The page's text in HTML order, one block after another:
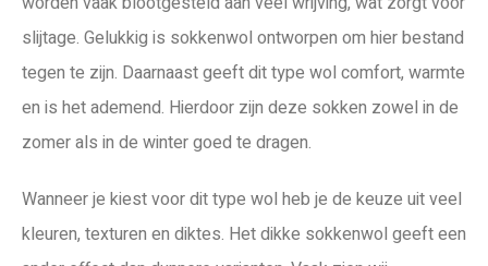
slijtage. Gelukkig is sokkenwol ontworpen om hier bestand
tegen te zijn. Daarnaast geeft dit type wol comfort, warmte
en is het ademend. Hierdoor zijn deze sokken zowel in de
zomer als in de winter goed te dragen.
Wanneer je kiest voor dit type wol heb je de keuze uit veel
kleuren, texturen en diktes. Het dikke sokkenwol geeft een